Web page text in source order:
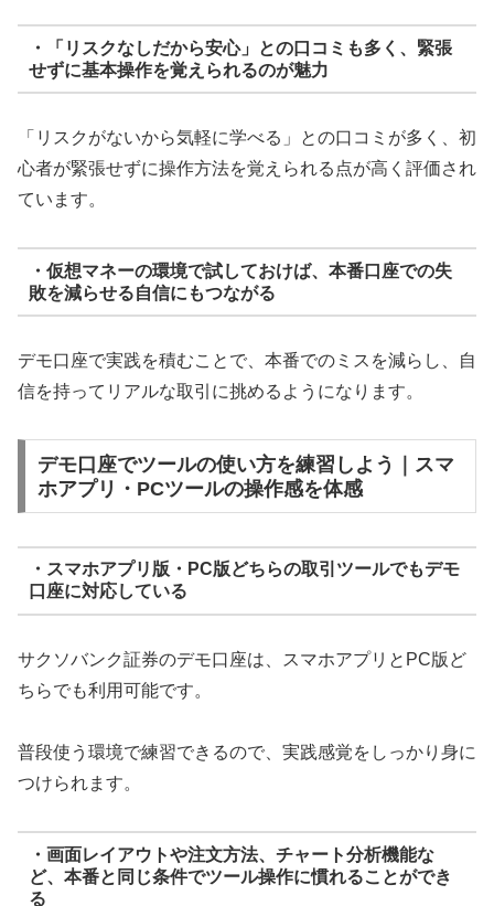
・「リスクなしだから安心」との口コミも多く、緊張
せずに基本操作を覚えられるのが魅力
「リスクがないから気軽に学べる」との口コミが多く、初
心者が緊張せずに操作方法を覚えられる点が高く評価され
ています。
・仮想マネーの環境で試しておけば、本番口座での失
敗を減らせる自信にもつながる
デモ口座で実践を積むことで、本番でのミスを減らし、自
信を持ってリアルな取引に挑めるようになります。
デモ口座でツールの使い方を練習しよう｜スマ
ホアプリ・PCツールの操作感を体感
・スマホアプリ版・PC版どちらの取引ツールでもデモ
口座に対応している
サクソバンク証券のデモ口座は、スマホアプリとPC版ど
ちらでも利用可能です。
普段使う環境で練習できるので、実践感覚をしっかり身に
つけられます。
・画面レイアウトや注文方法、チャート分析機能な
ど、本番と同じ条件でツール操作に慣れることができ
る